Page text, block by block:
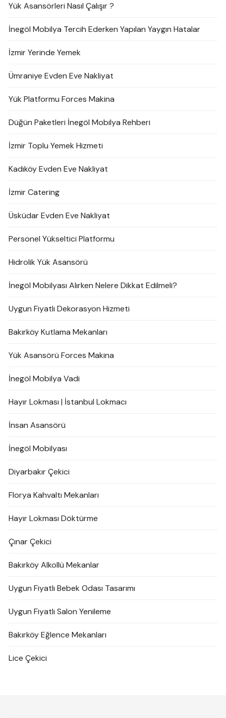
Yük Asansörleri Nasıl Çalışır ?
İnegöl Mobilya Tercih Ederken Yapılan Yaygın Hatalar
İzmir Yerinde Yemek
Ümraniye Evden Eve Nakliyat
Yük Platformu Forces Makina
Düğün Paketleri İnegöl Mobilya Rehberi
İzmir Toplu Yemek Hizmeti
Kadıköy Evden Eve Nakliyat
İzmir Catering
Üsküdar Evden Eve Nakliyat
Personel Yükseltici Platformu
Hidrolik Yük Asansörü
İnegöl Mobilyası Alırken Nelere Dikkat Edilmeli?
Uygun Fiyatlı Dekorasyon Hizmeti
Bakırköy Kutlama Mekanları
Yük Asansörü Forces Makina
İnegöl Mobilya Vadi
Hayır Lokması | İstanbul Lokmacı
İnsan Asansörü
İnegöl Mobilyası
Diyarbakır Çekici
Florya Kahvaltı Mekanları
Hayır Lokması Döktürme
Çınar Çekici
Bakırköy Alkollü Mekanlar
Uygun Fiyatlı Bebek Odası Tasarımı
Uygun Fiyatlı Salon Yenileme
Bakırköy Eğlence Mekanları
Lice Çekici